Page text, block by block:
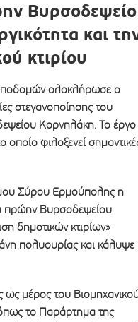
Βυρσοδεψείο
και
κτιρίου
ολοκλήρωσε ο
στεγανοποίησης του
Κορνηλάκη. Το έργο
οποίο φιλοξενεί
Σύρου Ερμούπολης η
πρώην Βυρσοδεψείου
δημοτικών κτιρίων»
πολυουρίας και κάλυψε
ως μέρος του
το Παράρτημα της